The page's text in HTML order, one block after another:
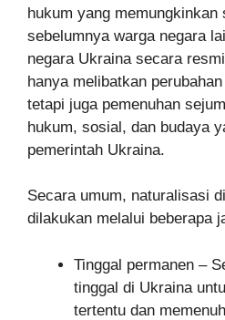
hukum yang memungkinkan
sebelumnya warga negara
negara Ukraina secara
hanya melibatkan
tetapi juga pemenuhan
hukum, sosial, dan budaya
pemerintah Ukraina.
Secara umum, naturalisasi
dilakukan melalui beberapa
Tinggal permanen –
tinggal di Ukraina
tertentu dan